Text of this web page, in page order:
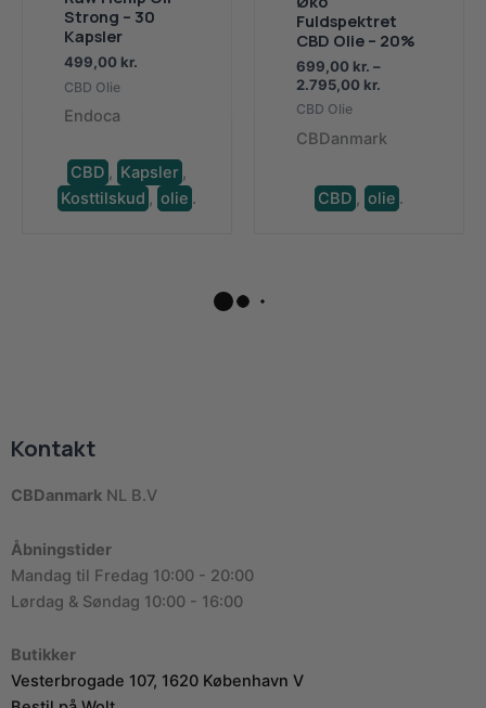
Strong – 30
Kapsler
499,00 kr.
CBD Olie
Endoca
CBD , Kapsler ,
Kosttilskud , olie .
Fuldspektret
CBD Olie – 20%
699,00 kr. –
2.795,00 kr.
2.795,00 kr.
CBD Olie
CBDanmark
CBD , olie .
Kontakt
CBDanmark NL B.V
Åbningstider
Mandag til Fredag 10:00 - 20:00
Lørdag & Søndag 10:00 - 16:00
Butikker
Vesterbrogade 107, 1620 København V